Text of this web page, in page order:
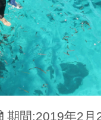
期間:2019年2月